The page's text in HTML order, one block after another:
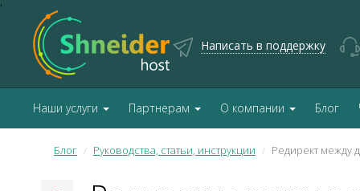
'
Написать в поддержку
Наши услуги Партнерам О компании Блог
Блог Руководства, статьи, инструкции Редирект между